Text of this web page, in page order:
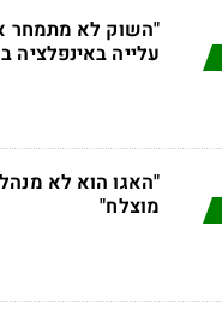
"השוק לא מתמחר
עלייה באינפלציה
"האגו הוא לא
מוצלח"